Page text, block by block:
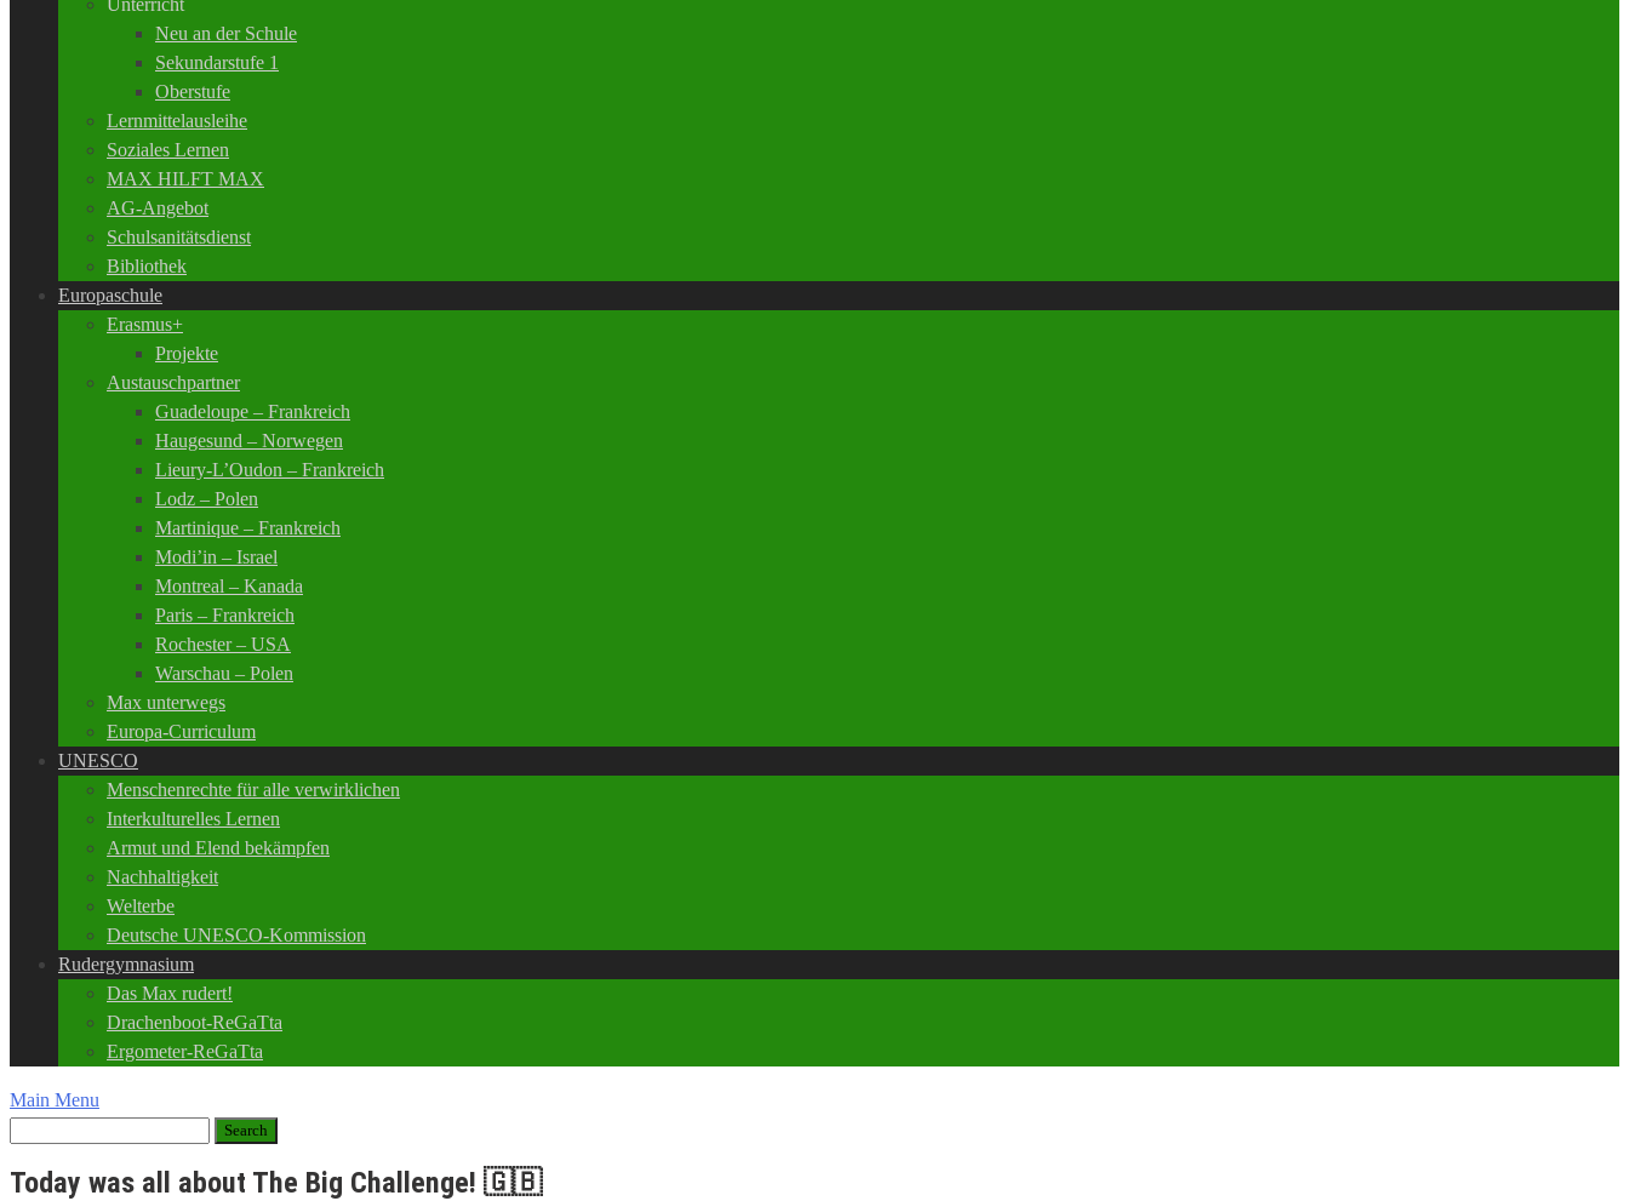
Unterricht
Neu an der Schule
Sekundarstufe 1
Oberstufe
Lernmittelausleihe
Soziales Lernen
MAX HILFT MAX
AG-Angebot
Schulsanitätsdienst
Bibliothek
Europaschule
Erasmus+
Projekte
Austauschpartner
Guadeloupe – Frankreich
Haugesund – Norwegen
Lieury-L’Oudon – Frankreich
Lodz – Polen
Martinique – Frankreich
Modi’in – Israel
Montreal – Kanada
Paris – Frankreich
Rochester – USA
Warschau – Polen
Max unterwegs
Europa-Curriculum
UNESCO
Menschenrechte für alle verwirklichen
Interkulturelles Lernen
Armut und Elend bekämpfen
Nachhaltigkeit
Welterbe
Deutsche UNESCO-Kommission
Rudergymnasium
Das Max rudert!
Drachenboot-ReGaTta
Ergometer-ReGaTta
Main Menu
Today was all about The Big Challenge! 🇬🇧